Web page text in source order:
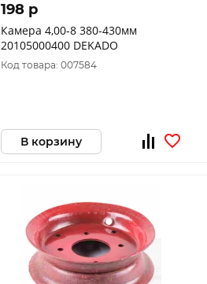
198 p
Камера 4,00-8 380-430мм
20105000400 DEKADO
Код товара: 007584
В корзину